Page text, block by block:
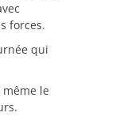
forces.
qui
même le